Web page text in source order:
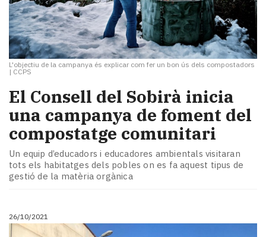
L'objectiu de la campanya és explicar com fer un bon ús dels compostadors
| CCPS
El Consell del Sobirà inicia
una campanya de foment del
compostatge comunitari
Un equip d’educadors i educadores ambientals visitaran
tots els habitatges dels pobles on es fa aquest tipus de
gestió de la matèria orgànica
26/10/2021